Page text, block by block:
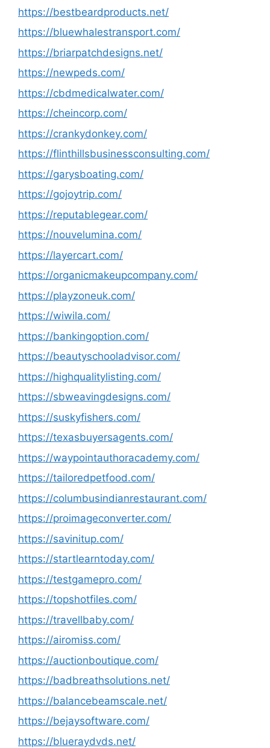
https://bestbeardproducts.net/
https://bluewhalestransport.com/
https://briarpatchdesigns.net/
https://newpeds.com/
https://cbdmedicalwater.com/
https://cheincorp.com/
https://crankydonkey.com/
https://flinthillsbusinessconsulting.com/
https://garysboating.com/
https://gojoytrip.com/
https://reputablegear.com/
https://nouvelumina.com/
https://layercart.com/
https://organicmakeupcompany.com/
https://playzoneuk.com/
https://wiwila.com/
https://bankingoption.com/
https://beautyschooladvisor.com/
https://highqualitylisting.com/
https://sbweavingdesigns.com/
https://suskyfishers.com/
https://texasbuyersagents.com/
https://waypointauthoracademy.com/
https://tailoredpetfood.com/
https://columbusindianrestaurant.com/
https://proimageconverter.com/
https://savinitup.com/
https://startlearntoday.com/
https://testgamepro.com/
https://topshotfiles.com/
https://travellbaby.com/
https://airomiss.com/
https://auctionboutique.com/
https://badbreathsolutions.net/
https://balancebeamscale.net/
https://bejaysoftware.com/
https://blueraydvds.net/